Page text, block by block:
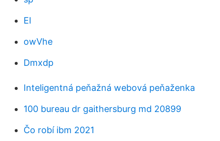
EI
owVhe
Dmxdp
Inteligentná peňažná webová peňaženka
100 bureau dr gaithersburg md 20899
Čo robí ibm 2021